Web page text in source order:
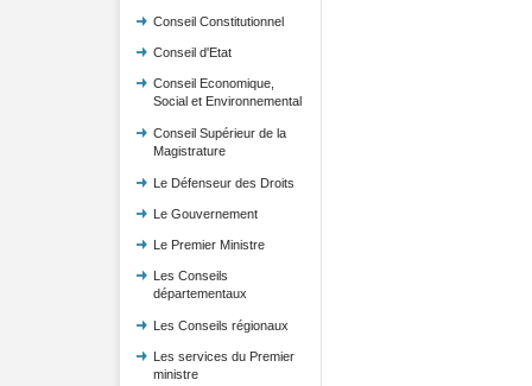
Conseil Constitutionnel
Conseil d'Etat
Conseil Economique,
Social et Environnemental
Conseil Supérieur de la
Magistrature
Le Défenseur des Droits
Le Gouvernement
Le Premier Ministre
Les Conseils
départementaux
Les Conseils régionaux
Les services du Premier
ministre